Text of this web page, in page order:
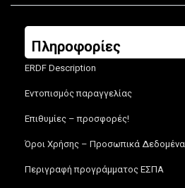
Πληροφορίες
ERDF Description
Εντοπισμός παραγγελίας
Επιθυμίες – προσφορές!
Όροι Χρήσης – Προσωπικά Δεδομένα
Περιγραφή προγράμματος ΕΣΠΑ